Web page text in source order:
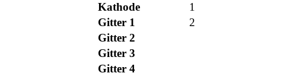
Kathode
1
Gitter 1
2
Gitter 2
Gitter 3
Gitter 4